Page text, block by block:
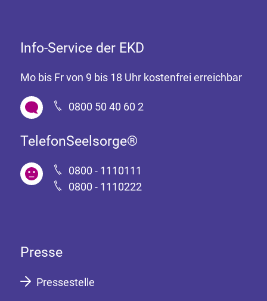
Info-Service der EKD
Mo bis Fr von 9 bis 18 Uhr kostenfrei erreichbar
0800 50 40 60 2
TelefonSeelsorge®
0800 - 1110111
0800 - 1110222
Presse
Pressestelle